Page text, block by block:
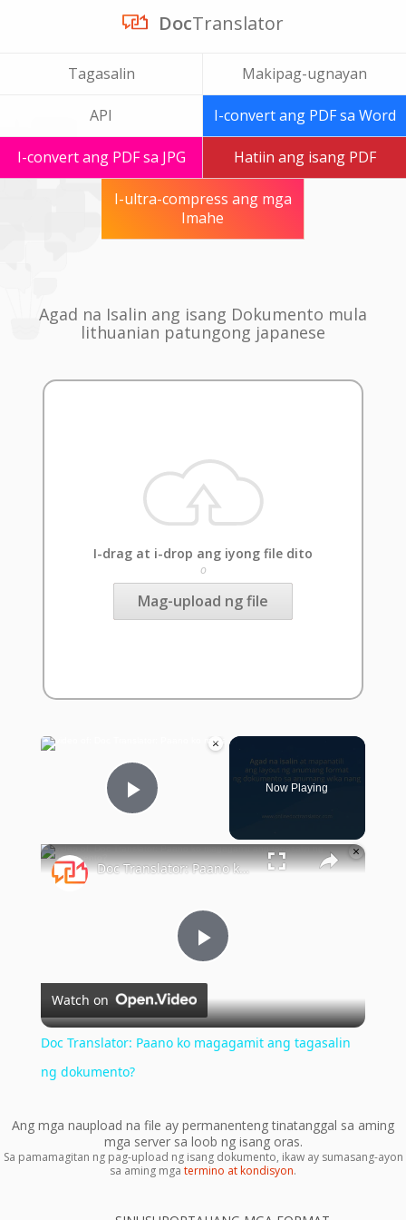
DocTranslator
Tagasalin Makipag-ugnayan
API I-convert ang PDF sa Word
I-convert ang PDF sa JPG Hatiin ang isang PDF
I-ultra-compress ang mga
Imahe
Agad na Isalin ang isang Dokumento mula
lithuanian patungong japanese
I-drag at i-drop ang iyong file dito
o
Mag-upload ng file
×
Play Video
Now Playing
×
Play
Video
Doc Translator: Paano ko magagamit ang tagasalin ng dokumento?
Watch on
Doc Translator: Paano ko magagamit ang tagasalin
ng dokumento?
Ang mga naupload na file ay permanenteng tinatanggal sa aming
mga server sa loob ng isang oras.
Sa pamamagitan ng pag-upload ng isang dokumento, ikaw ay sumasang-ayon
sa aming mga termino at kondisyon.